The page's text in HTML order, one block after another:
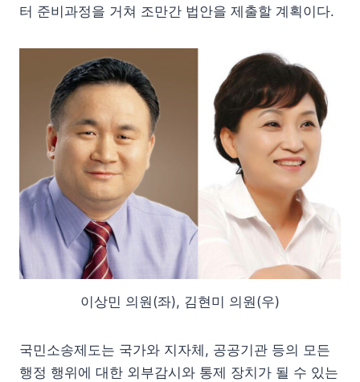
터 준비과정을 거쳐 조만간 법안을 제출할 계획이다.
이상민 의원(좌), 김현미 의원(우)
국민소송제도는 국가와 지자체, 공공기관 등의 모든
행정 행위에 대한 외부감시와 통제 장치가 될 수 있는